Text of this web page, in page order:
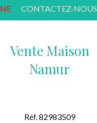
CONTACTEZ-NOUS
Vente Maison
Namur
Réf. 82983509